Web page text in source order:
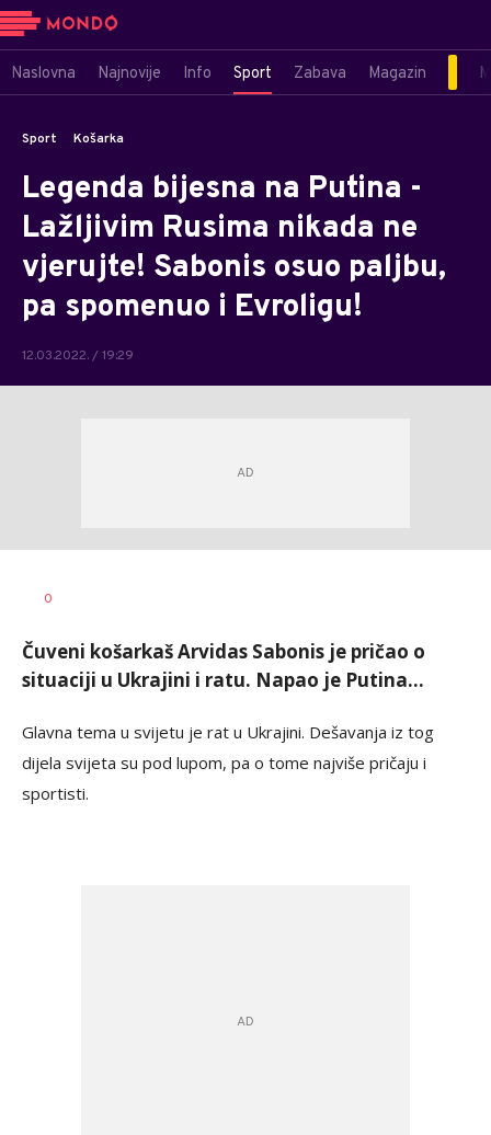
Naslovna Najnovije Info Sport Zabava Magazin
Sport Košarka
Legenda bijesna na Putina -
Lažljivim Rusima nikada ne
vjerujte! Sabonis osuo paljbu,
pa spomenuo i Evroligu!
12.03.2022. / 19:29
AUTOR
0
Čuveni košarkaš Arvidas Sabonis je pričao o
situaciji u Ukrajini i ratu. Napao je Putina...
Glavna tema u svijetu je rat u Ukrajini. Dešavanja iz tog
dijela svijeta su pod lupom, pa o tome najviše pričaju i
sportisti.